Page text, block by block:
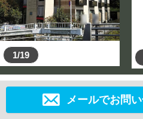
1/19
メールでお問